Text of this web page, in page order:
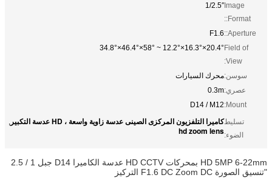
Image
Format::
1/2.5″
Aperture::
F1.6
Field of
View:
20.4°×16.3°×12.2° ~ 58°×46.4°×34.8°
سوسن:محرك السيارات
عصري:0.3m
Mount:
D14 / M12
تسليط
الضوء:
كاميرا التلفزيون المركزى الصينى عدسة زاوية واسعة ، HD عدسة التكبير ,
hd zoom lens
HD 5MP 6-22mm بمحركات HD CCTV عدسة الكاميرا D14 جبل 1 / 2.5
"تنسيق الصورة F1.6 DC Zoom DC التركيز